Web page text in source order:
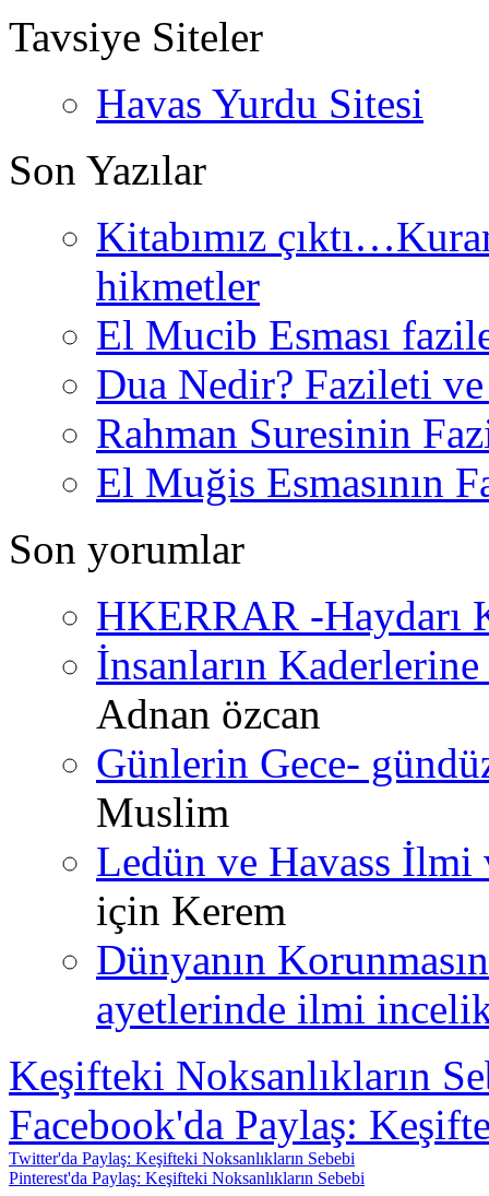
Tavsiye Siteler
Havas Yurdu Sitesi
Son Yazılar
Kitabımız
hikmetler
El Mucib Esması
Dua Nedir? Fazileti
Rahman Suresinin
El Muğis Esmasının
Son yorumlar
HKERRAR -Haydarı
İnsanların
Adnan özcan
Günlerin Gece-
Muslim
Ledün ve Havass İlmi
için Kerem
Dünyanın
ayetlerinde ilmi
Keşifteki Noksanlıkların
Facebook'da Paylaş:
Twitter'da Paylaş: Keşifteki Noksanlıkların Sebebi
Pinterest'da Paylaş: Keşifteki Noksanlıkların Sebebi